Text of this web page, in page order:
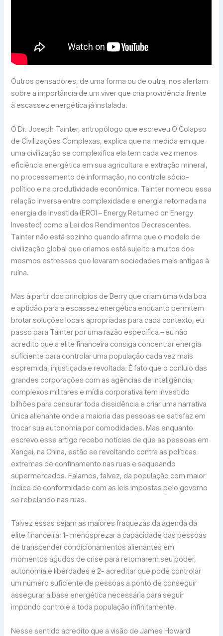
Outros pensadores, de uma forma ou de outra, nos alertam
sobre a importância de um viver que cria providência frente
à escassez energética já instalada.
O Dr. Joseph Tainter, antropólogo que escreveu O Colapso
de Civilizações Complexas, explica que na medida em que
uma civilização se complexifica ela tem cada vez menos
eficiência energética em sua agricultura e extração mineral,
no processamento de informação, no controle sócio-
político e na produtividade econômica. Tainter nomeou essa
relação inversa entre complexidade e energia retornada na
energia de investida (EROI – Energy Returned on Energy
Invested) como a Lei dos Rendimentos Decrescentes.
Tainter não está sozinho quando afirma que o modelo de
civilização global que criamos está sujeito a muitos dos
mesmos estresses que levaram sociedades mais antigas à
ruína.
Mas à partir dos princípios de Berry que criam uma vida boa
e aptidão para a escassez energética enquanto permitem
brotar soluções locais apropriadas para cada contexto, eu
passo para Tainter por uma razão específica – eu não
acredito que a elite financeira consiga concentrar energia
suficiente para controlar uma população cada vez mais
espremida, injustiçada e revoltada. É fato que o conluio das
grandes corporações com as agências de inteligência,
complexos militares e mídia corporativa tem investido
bilhões para censurar toda dissidência e criar uma narrativa
única alienante onde a maioria das pessoas se satisfaz em
trocar sua autonomia por comodidades. Mas enquanto
escrevo esse artigo recebo notícias de que as pessoas em
Xangai, na China, estão se revoltando contra as políticas
extremas de confinamento nas ruas e saqueando
supermercados. Falamos, talvez, da população com maior
índice de conformidade com as leis impostas pelo governo
se rebelando nas ruas.
Talvez essas sejam as maiores fraquezas da agenda da
elite financeira: 1- menosprezar a capacidade das pessoas
de transcender condicionamentos alienantes em
momentos agudos de crise para retomarem seu poder,
autonomia e liberdades e 2- acreditar que pode controlar
um número suficiente de pessoas a ponto de conseguir
assegurar a base energética necessária para seguir
impondo controle a toda população infinitamente.
Nesse sentido acredito que a visão de James Howard